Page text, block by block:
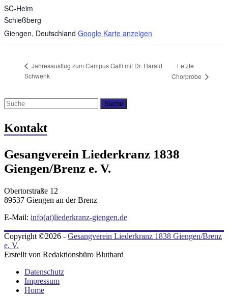
SC-Heim
Schießberg
Giengen, Deutschland Google Karte anzeigen
Jahresausflug zum Campus Galli mit Dr. Harald
Schwenk
Letzte
Chorprobe
Kontakt
Gesangverein Liederkranz 1838
Giengen/Brenz e. V.
Obertorstraße 12
89537 Giengen an der Brenz
E-Mail: info(at)liederkranz-giengen.de
Copyright ©2026 - Gesangverein Liederkranz 1838 Giengen/Brenz
e. V.
Erstellt von Redaktionsbüro Bluthard
Datenschutz
Impressum
Home